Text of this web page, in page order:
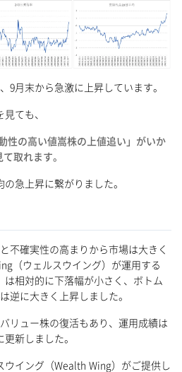
9月末から急激に上昇しています。
ても、
性の高い値嵩株の上値追い」がいか
取れます。
急上昇に繋がりました。
不確実性の高まりから市場は大きく
（ウェルスウイング）が運用する
は相対的に下落幅が小さく、ボトム
逆に大きく上昇しました。
リュー株の復活もあり、運用成績は
新しました。
イング（Wealth Wing）がご提供し